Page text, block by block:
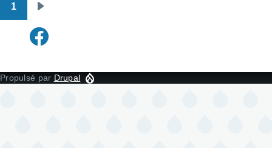
Pagination
1
suivante
Propulsé par Drupal